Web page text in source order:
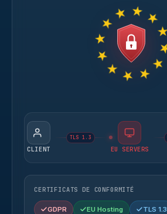
CLIENT
TLS 1.3
EU SERVERS
CERTIFICATS DE CONFORMITÉ
GDPR EU Hosting TLS 1.3